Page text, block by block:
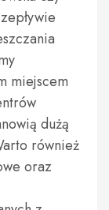
miejscem
dużą
również
oraz